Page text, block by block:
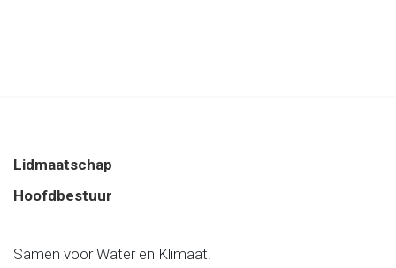
Lidmaatschap
Hoofdbestuur
Samen voor Water en Klimaat!